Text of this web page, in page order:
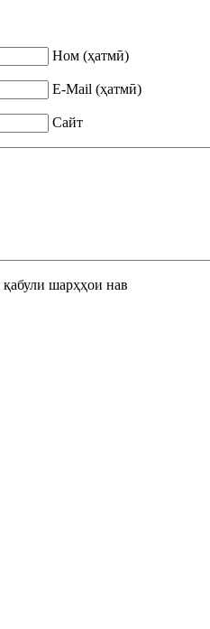
Ном (ҳатмӣ)
E-Mail (ҳатмӣ)
Сайт
шарҳҳои нав